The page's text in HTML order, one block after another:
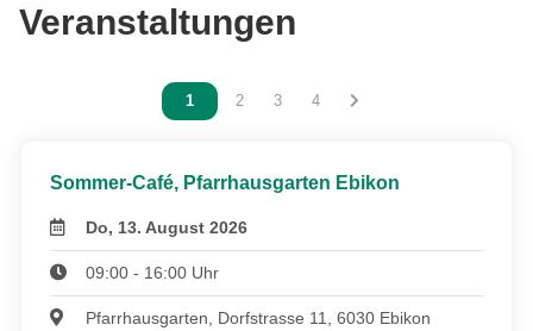
Veranstaltungen
Vous êtes sur la page
1 Vous êtes sur la page
2 Vous êtes sur la page
3 Vous êtes sur la page
4
Sommer-Café, Pfarrhausgarten Ebikon
Do, 13. August 2026
09:00 - 16:00 Uhr
Pfarrhausgarten, Dorfstrasse 11, 6030 Ebikon